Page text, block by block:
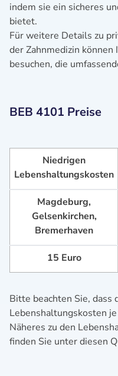
indem sie ein sicheres
bietet.
Für weitere Details zu
der Zahnmedizin
besuchen, die
BEB 4101 Preise
Niedrigen
Lebenshaltungskosten
Magdeburg,
Gelsenkirchen,
Bremerhaven
15 Euro
Bitte beachten Sie, dass
Lebenshaltungskosten
Näheres zu den
finden Sie unter diesen